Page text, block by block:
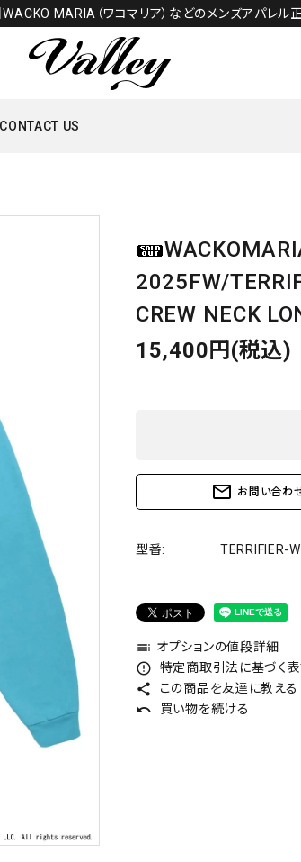
MARIA（ワコマリア）などのメンズアパレ
CONTACT US
2025FW/
CREW NECK
15,400円(税込)
mail_outline お問い合わ
型番: TERRIFIER-
toc オプションの値段詳細
error_outline 特定商取引法に基づく
share この商品を友達に教える
undo 買い物を続ける